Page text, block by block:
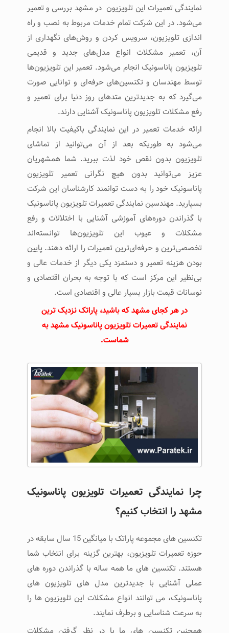
نمایندگی تعمیرات این تلویزیون در مشهد بررسی و تعمیر
می‌شود‌. در این شرکت تمام خدمات مربوط به نصب و راه
اندازی تلویزیون، سرویس کردن و روش‌های نگهداری از
آن، تعمیر مشکلات انواع مدل‌های جدید و قدیمی
تلویزیون پاناسونیک انجام می‌شود. تعمیر این تلویزیون‌ها
توسط مهندسان و تکنسین‌های حرفه‌ای و توانایی صورت
می‌گیرد که به جدیدترین متدهای روز دنیا برای تعمیر و
رفع مشکلات تلویزیون پاناسونیک آشنایی دارند.
ارائه خدمات تعمیر در این نمایندگی باکیفیت بالا انجام
می‌شود به طوریکه بعد از آن می‌توانید از تماشای
تلویزیون بدون نقص خود لذت ببرید.‌ شما همشهریان
عزیز می‌توانید بدون هیچ نگرانی تعمیر تلویزیون
پاناسونیک خود را به دست توانمند کارشناسان این شرکت
بسپارید. مهندسین نمایندگی تعمیرات تلویزیون پاناسونیک
با گذراندن دوره‌های آموزشی آشنایی با اختلالات و رفع
مشکلات و عیوب این تلویزیون‌ها توانسته‌اند
تخصصی‌ترین و حرفه‌ای‌ترین تعمیرات را ارائه دهند. پایین
بودن هزینه تعمیر و دستمزد یکی دیگر از خدمات عالی و
بی‌نظیر این مرکز است که با توجه به بحران اقتصادی و
نوسانات قیمت بازار بسیار عالی و اقتصادی است.
در هر کجای مشهد که باشید، پاراتک نزدیک ترین
نمایندگی تعمیرات تلویزیون پاناسونیک مشهد به
شماست.
چرا نمایندگی تعمیرات تلویزیون پاناسونیک
مشهد را انتخاب کنیم؟
تکنسین های مجموعه پاراتک با میانگین 15 سال سابقه در
حوزه تعمیرات تلویزیون، بهترین گزینه برای انتخاب شما
هستند. تکنسین های ما همه ساله با گذراندن دوره های
عملی آشنایی با جدیدترین مدل های تلویزیون های
پاناسونیک، می توانند انواع مشکلات این تلویزیون ها را
به سرعت شناسایی و برطرف نمایند.